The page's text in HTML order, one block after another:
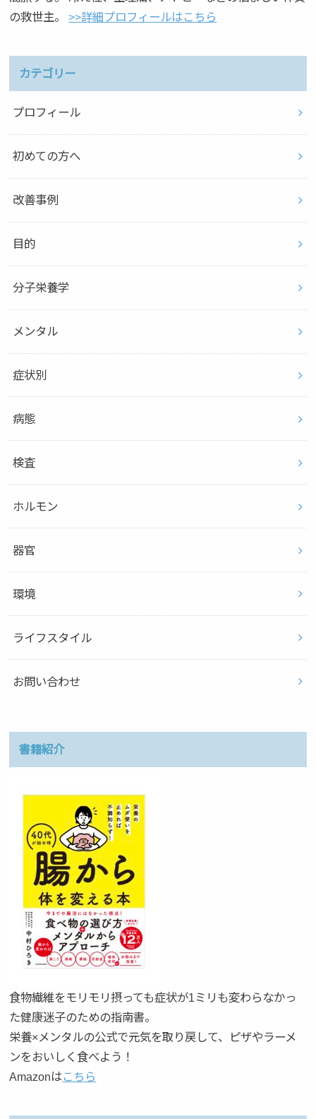
の救世主。>>詳細プロフィールはこちら
カテゴリー
プロフィール
初めての方へ
改善事例
目的
分子栄養学
メンタル
症状別
病態
検査
ホルモン
器官
環境
ライフスタイル
お問い合わせ
書籍紹介
食物繊維をモリモリ摂っても症状が1ミリも変わらなかっ
た健康迷子のための指南書。
栄養×メンタルの公式で元気を取り戻して、ピザやラーメ
ンをおいしく食べよう！
Amazonはこちら